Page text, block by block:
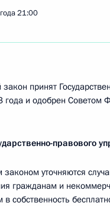
21:00
принят
и одобрен Советом
правового
уточняются
гражданам и
собственность